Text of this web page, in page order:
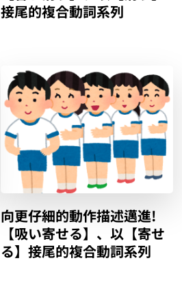
接尾的複合動詞系列
向更仔細的動作描述邁進!
【吸い寄せる】、以【寄せ
る】接尾的複合動詞系列